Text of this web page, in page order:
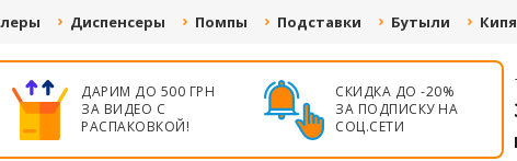
Диспенсеры Помпы Подставки Бутыли
ПОСТОЯННЫМ
КЛИЕНТАМ
СКИДКА
БЕСПЛАТНАЯ
ДОСТАВКА ОТ 50
000 ГРН. ПО ВСЕЙ
УКРАИНЕ